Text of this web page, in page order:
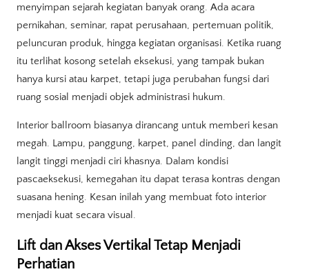
menyimpan sejarah kegiatan banyak orang. Ada acara
pernikahan, seminar, rapat perusahaan, pertemuan politik,
peluncuran produk, hingga kegiatan organisasi. Ketika ruang
itu terlihat kosong setelah eksekusi, yang tampak bukan
hanya kursi atau karpet, tetapi juga perubahan fungsi dari
ruang sosial menjadi objek administrasi hukum.
Interior ballroom biasanya dirancang untuk memberi kesan
megah. Lampu, panggung, karpet, panel dinding, dan langit
langit tinggi menjadi ciri khasnya. Dalam kondisi
pascaeksekusi, kemegahan itu dapat terasa kontras dengan
suasana hening. Kesan inilah yang membuat foto interior
menjadi kuat secara visual.
Lift dan Akses Vertikal Tetap Menjadi
Perhatian